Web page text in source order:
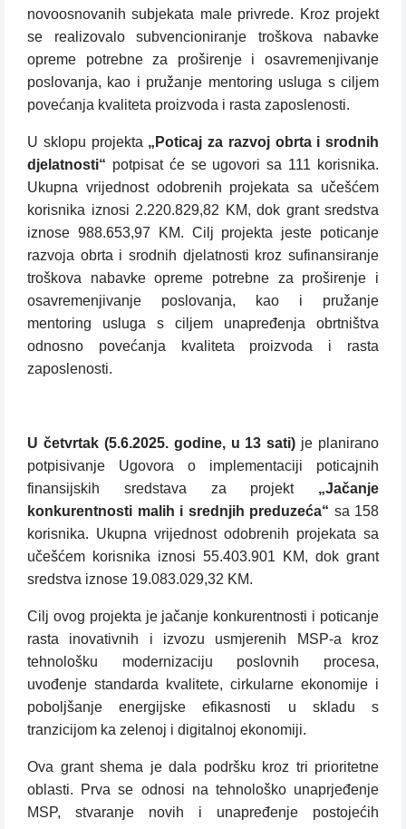
novoosnovanih subjekata male privrede. Kroz projekt
se realizovalo subvencioniranje troškova nabavke
opreme potrebne za proširenje i osavremenjivanje
poslovanja, kao i pružanje mentoring usluga s ciljem
povećanja kvaliteta proizvoda i rasta zaposlenosti.
U sklopu projekta „Poticaj za razvoj obrta i srodnih
djelatnosti“ potpisat će se ugovori sa 111 korisnika.
Ukupna vrijednost odobrenih projekata sa učešćem
korisnika iznosi 2.220.829,82 KM, dok grant sredstva
iznose 988.653,97 KM. Cilj projekta jeste poticanje
razvoja obrta i srodnih djelatnosti kroz sufinansiranje
troškova nabavke opreme potrebne za proširenje i
osavremenjivanje poslovanja, kao i pružanje
mentoring usluga s ciljem unapređenja obrtništva
odnosno povećanja kvaliteta proizvoda i rasta
zaposlenosti.
U četvrtak (5.6.2025. godine, u 13 sati) je planirano
potpisivanje Ugovora o implementaciji poticajnih
finansijskih sredstava za projekt „Jačanje
konkurentnosti malih i srednjih preduzeća“ sa 158
korisnika. Ukupna vrijednost odobrenih projekata sa
učešćem korisnika iznosi 55.403.901 KM, dok grant
sredstva iznose 19.083.029,32 KM.
Cilj ovog projekta je jačanje konkurentnosti i poticanje
rasta inovativnih i izvozu usmjerenih MSP-a kroz
tehnološku modernizaciju poslovnih procesa,
uvođenje standarda kvalitete, cirkularne ekonomije i
poboljšanje energijske efikasnosti u skladu s
tranzicijom ka zelenoj i digitalnoj ekonomiji.
Ova grant shema je dala podršku kroz tri prioritetne
oblasti. Prva se odnosi na tehnološko unaprjeđenje
MSP, stvaranje novih i unapređenje postojećih